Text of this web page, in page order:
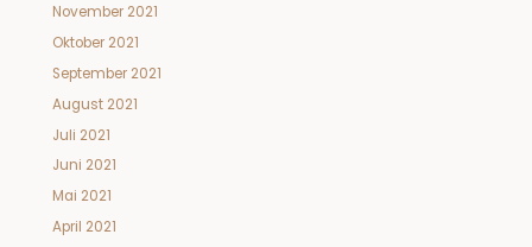
November 2021
Oktober 2021
September 2021
August 2021
Juli 2021
Juni 2021
Mai 2021
April 2021